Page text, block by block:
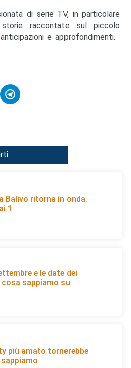
di serie TV, in particolare
raccontate sul piccolo
e approfondimenti.
Balivo ritorna in onda.
1
e le date dei
sappiamo su
più amato tornerebbe